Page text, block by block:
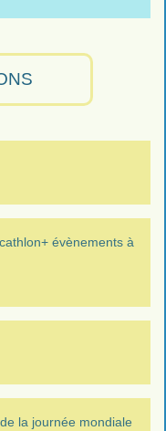
évènements à
la journée mondiale